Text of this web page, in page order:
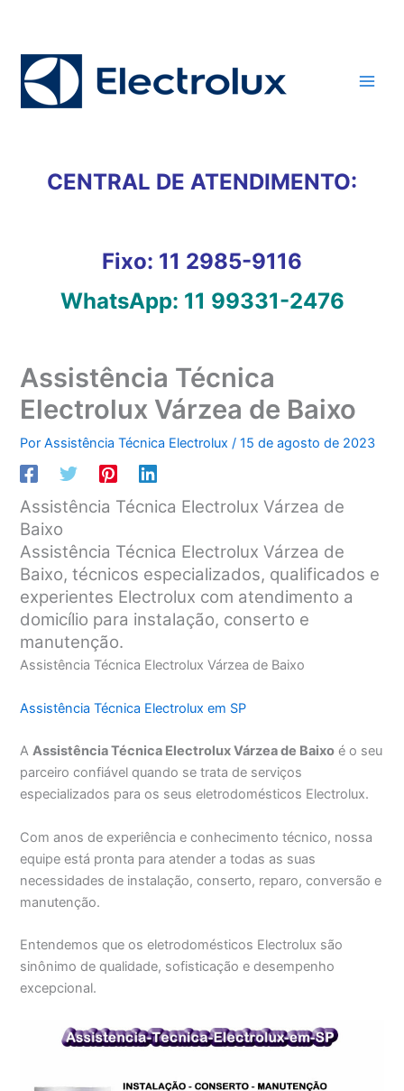
conteúdo
CENTRAL DE ATENDIMENTO:
Fixo: 11 2985-9116
WhatsApp: 11 99331-2476
Assistência Técnica
Electrolux Várzea de Baixo
PorAssistência Técnica Electrolux/15 de agosto de 2023
Assistência Técnica Electrolux Várzea de
Baixo
Assistência Técnica Electrolux Várzea de
Baixo, técnicos especializados, qualificados e
experientes Electrolux com atendimento a
domicílio para instalação, conserto e
manutenção.
Assistência Técnica Electrolux Várzea de Baixo
Assistência Técnica Electrolux em SP
AAssistência Técnica Electrolux Várzea de Baixo é o seu
parceiro confiável quando se trata de serviços
especializados para os seus eletrodomésticos Electrolux.
Com anos de experiência e conhecimento técnico, nossa
equipe está pronta para atender a todas as suas
necessidades de instalação, conserto, reparo, conversão e
manutenção.
Entendemos que os eletrodomésticos Electrolux são
sinônimo de qualidade, sofisticação e desempenho
excepcional.